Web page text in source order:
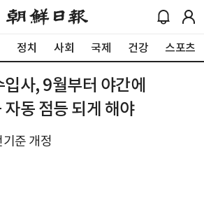
정치 사회 국제 건강 스포츠
사, 9월부터 야간에
동 점등 되게 해야
준 개정